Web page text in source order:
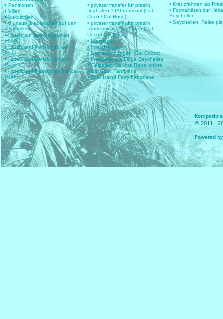
• Pensionen
• Villen
• Luxusvillen
• 6 urlaub & aufenthalt auf den
seychellen
• Hotels auf den Seychellen
(Karte)
• Hotels und Pensionen auf
Mahe
• Hotels und Pensionen auf
Praslin
• Hotels und Pensionen auf La
Digue
• privater transfer für praslin
flughafen > fÄhrterminal (Cat
Coco / Cat Rose)
• privater transfer für praslin
fÄhrterminal > flughafen (Cat
Coco / Cat Rose)
• Mietwagen
• Inlandsflüge
• Seeverbindungen (Cat Cocos)
• Internationale Flüge Seychelles
• Gestalten Sie Ihre Reise online
• Cat Coco Fahrpläne
• Inter Island Ferry Fahrpläne
• Kreuzfahrten ab
• Formalitäten zur
Seychellen
• Seychellen: Reise
© 2011 -
Powered by